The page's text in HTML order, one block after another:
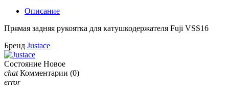
Описание
Прямая задняя рукоятка для катушкодержателя Fuji VSS16
Бренд Justace
Состояние Новое
chat Комментарии (0)
error